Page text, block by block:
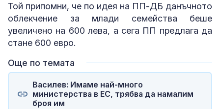
Той припомни, че по идея на ПП-ДБ данъчното
облекчение за млади семейства беше
увеличено на 600 лева, а сега ПП предлага да
стане 600 евро.
Още по темата
Василев: Имаме най-много
министерства в ЕС, трябва да намалим
броя им